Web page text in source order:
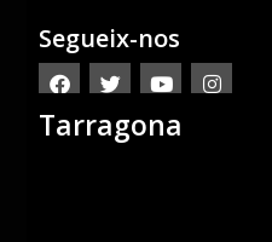
Segueix-nos
Tarragona